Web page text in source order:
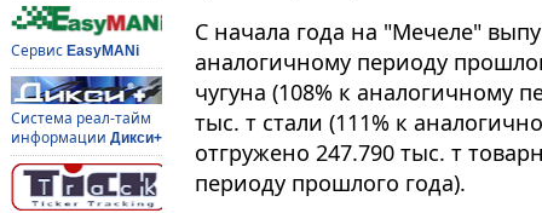
Сервис EasyMANi
Система реал-тайм
информации Дикси+
С начала года на "Мечеле"
аналогичному периоду
чугуна (108% к аналогичному
тыс. т стали (111% к
отгружено 247.790 тыс. т
периоду прошлого года).